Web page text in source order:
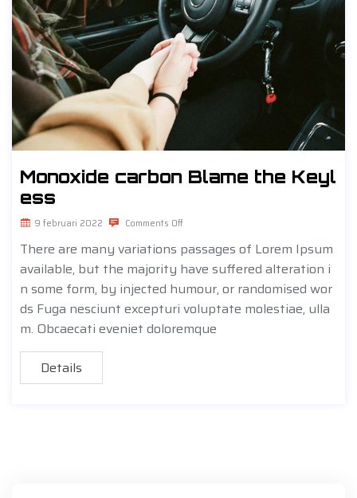
Monoxide carbon Blame the Keyl
ess
9 februari 2022 Comments Off
There are many variations passages of Lorem Ipsum
available, but the majority have suffered alteration i
n some form, by injected humour, or randomised wor
ds Fuga nesciunt excepturi voluptate molestiae, ulla
m. Obcaecati eveniet doloremque
Details